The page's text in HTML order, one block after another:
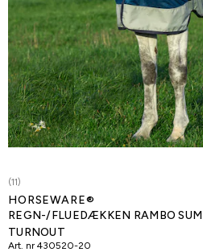
(11)
HORSEWARE®
REGN-/FLUEDÆKKEN RAMBO
TURNOUT
Art. nr 430520-20